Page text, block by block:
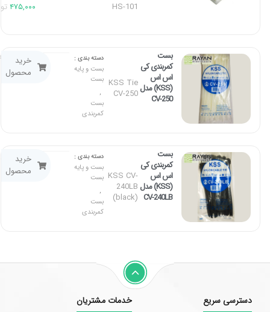
HS-101
۴۷۵,۰۰۰
بست
کمربندی کی
اس اس
(KSS) مدل
CV-250
KSS Tie
CV-250
دسته بندی :
بست و پایه
بست
,
بست
کمربندی
۱۸۵,۰۰۰
خرید
محصول
بست
کمربندی کی
اس اس
(KSS) مدل
CV-240LB
KSS CV-
240LB
(black)
دسته بندی :
بست و پایه
بست
,
بست
کمربندی
۲۷۵,۰۰۰
خرید
محصول
دسترسی سریع خدمات مشتریان